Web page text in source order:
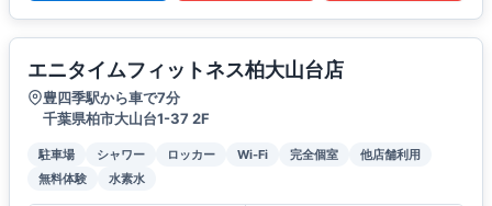
エニタイムフィットネス柏大山台店
豊四季駅から車で7分
千葉県柏市大山台1-37 2F
駐車場 シャワー ロッカー Wi-Fi 完全個室
他店舗利用
無料体験
水素水